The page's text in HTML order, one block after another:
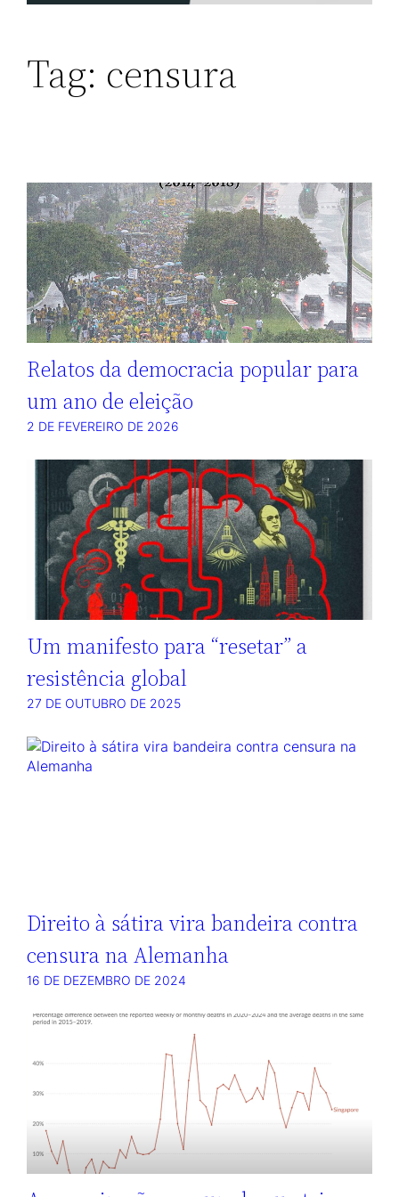
Tag: censura
Relatos da democracia popular para
um ano de eleição
2 DE FEVEREIRO DE 2026
Um manifesto para “resetar” a
resistência global
27 DE OUTUBRO DE 2025
Direito à sátira vira bandeira contra
censura na Alemanha
16 DE DEZEMBRO DE 2024